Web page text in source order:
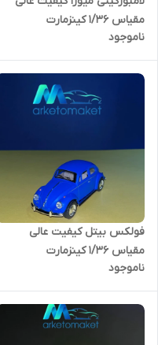
مقیاس ۱/۳۶ کینزمارت
ناموجود
فولکس بیتل کیفیت عالی
مقیاس ۱/۳۶ کینزمارت
ناموجود